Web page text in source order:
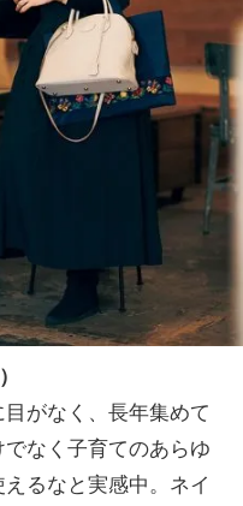
がなく、長年集めて
なく子育てのあらゆ
るなと実感中。ネイ